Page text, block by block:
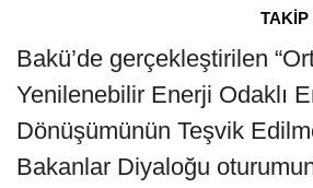
TAKİP
Bakü’de gerçekleştirilen
Yenilenebilir Enerji Odaklı
Dönüşümünün Teşvik
Bakanlar Diyaloğu